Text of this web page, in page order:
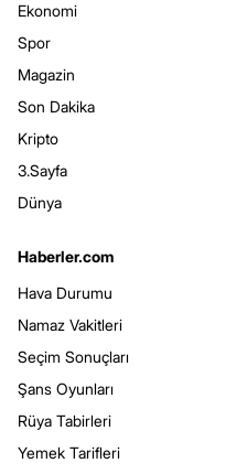
Ekonomi
Spor
Magazin
Son Dakika
Kripto
3.Sayfa
Dünya
Haberler.com
Hava Durumu
Namaz Vakitleri
Seçim Sonuçları
Şans Oyunları
Rüya Tabirleri
Yemek Tarifleri